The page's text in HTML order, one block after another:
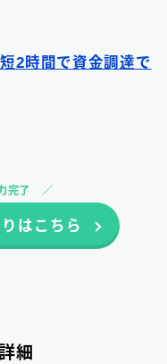
2時間で資金調達で
完了
はこちら
細